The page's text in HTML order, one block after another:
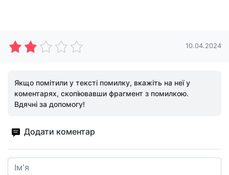
10.04.2024
Якщо помітили у тексті помилку, вкажіть на неї у
коментарях, скопіювавши фрагмент з помилкою.
Вдячні за допомогу!
Додати коментар